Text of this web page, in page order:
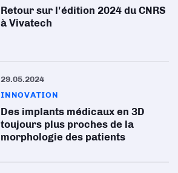
Retour sur l'édition 2024 du CNRS
à Vivatech
29.05.2024
INNOVATION
Des implants médicaux en 3D
toujours plus proches de la
morphologie des patients